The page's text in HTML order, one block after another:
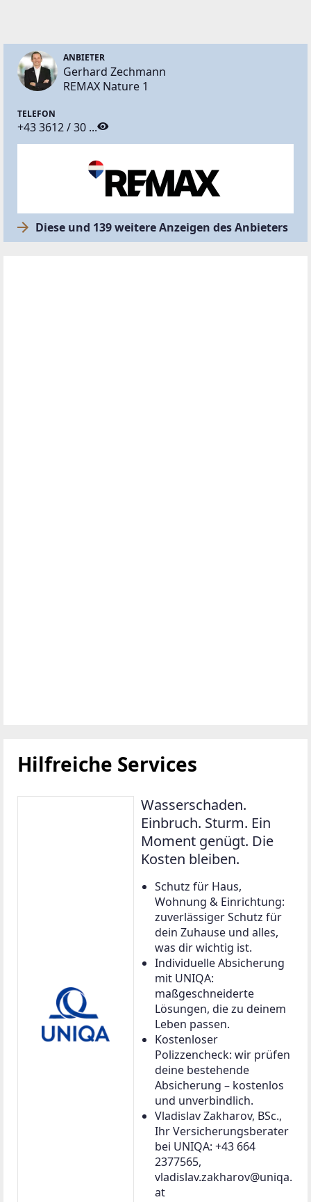
ANBIETER
Gerhard Zechmann
REMAX Nature 1
TELEFON
+43 3612 / 30 ...
Diese und 139 weitere Anzeigen des Anbieters
Hilfreiche Services
Wasserschaden.
Einbruch. Sturm. Ein
Moment genügt. Die
Kosten bleiben.
Schutz für Haus,
Wohnung & Einrichtung:
zuverlässiger Schutz für
dein Zuhause und alles,
was dir wichtig ist.
Individuelle Absicherung
mit UNIQA:
maßgeschneiderte
Lösungen, die zu deinem
Leben passen.
Kostenloser
Polizzencheck: wir prüfen
deine bestehende
Absicherung – kostenlos
und unverbindlich.
Vladislav Zakharov, BSc.,
Ihr Versicherungsberater
bei UNIQA: +43 664
2377565,
vladislav.zakharov@uniqa.
at